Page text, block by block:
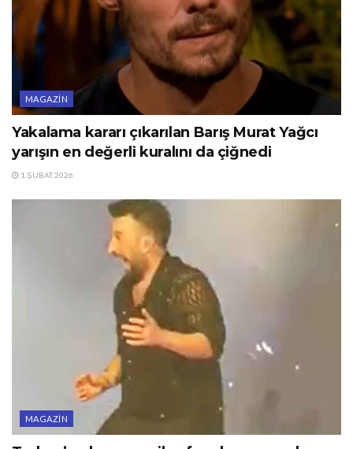
MAGAZIN
Yakalama kararı çıkarılan Barış Murat Yağcı
yarışın en değerli kuralını da çiğnedi
1 ŞUBAT 2026
MAGAZIN